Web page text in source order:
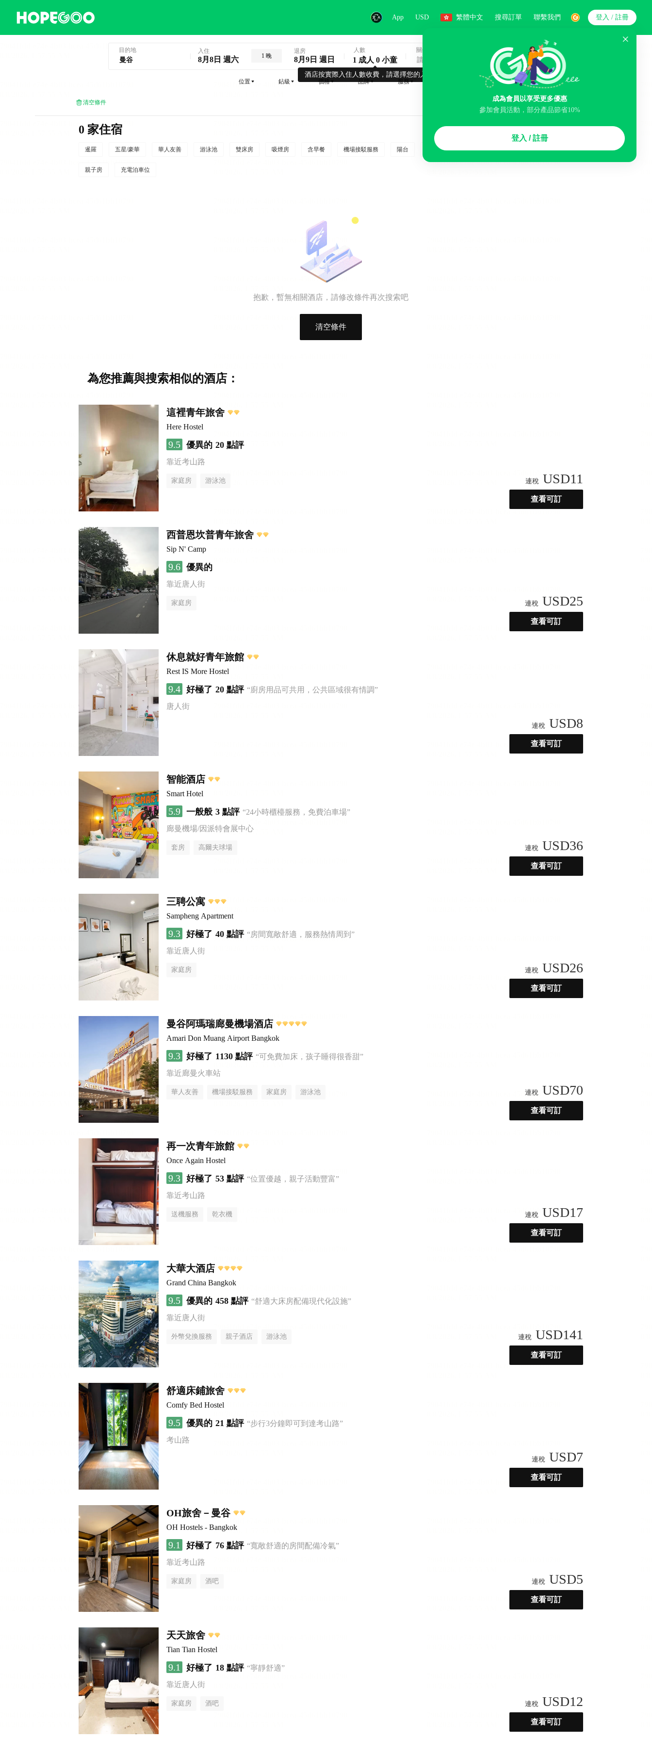
App USD 繁體中文 搜尋訂單 聯繫我們
成為會員以享受更多優惠
參加會員活動，部分產品節省10%
登入 / 註冊
登入 / 註冊
目的地 入住
8月8日 週六 1 晚
退房
8月9日 週日
酒店按實際入住人數收費，請選擇您的入住人數
人數
1 成人 0 小童
關鍵字
搜索
位置 鉆級 價格 品牌 服務
清空條件
0 家住宿
暹羅 五星/豪華 華人友善 游泳池 雙床房 吸煙房 含早餐 機場接駁服務 陽台 行李寄存服務 免費取消 民宿 泊車場
親子房 充電泊車位
抱歉，暫無相關酒店，請修改條件再次搜索吧
清空條件
為您推薦與搜索相似的酒店：
這裡青年旅舍
Here Hostel
9.5 優異的 20 點評
靠近考山路
家庭房 游泳池 連稅 USD11
查看可訂
西普恩坎普青年旅舍
Sip N' Camp
9.6 優異的
靠近唐人街
家庭房 連稅 USD25
查看可訂
休息就好青年旅館
Rest IS More Hostel
9.4 好極了 20 點評 “廚房用品可共用，公共區域很有情調”
唐人街
連稅 USD8
查看可訂
智能酒店
Smart Hotel
5.9 一般般 3 點評 “24小時櫃檯服務，免費泊車場”
廊曼機場/因派特會展中心
套房 高爾夫球場 連稅 USD36
查看可訂
三聘公寓
Sampheng Apartment
9.3 好極了 40 點評 “房間寬敞舒適，服務熱情周到”
靠近唐人街
家庭房 連稅 USD26
查看可訂
曼谷阿瑪瑞廊曼機場酒店
Amari Don Muang Airport Bangkok
9.3 好極了 1130 點評 “可免費加床，孩子睡得很香甜”
靠近廊曼火車站
華人友善 機場接駁服務 家庭房 游泳池 連稅 USD70
查看可訂
再一次青年旅館
Once Again Hostel
9.3 好極了 53 點評 “位置優越，親子活動豐富”
靠近考山路
送機服務 乾衣機 連稅 USD17
查看可訂
大華大酒店
Grand China Bangkok
9.5 優異的 458 點評 “舒適大床房配備現代化設施”
靠近唐人街
外幣兌換服務 親子酒店 游泳池 連稅 USD141
查看可訂
舒適床鋪旅舍
Comfy Bed Hostel
9.5 優異的 21 點評 “步行3分鐘即可到達考山路”
考山路
連稅 USD7
查看可訂
OH旅舍－曼谷
OH Hostels - Bangkok
9.1 好極了 76 點評 “寬敞舒適的房間配備冷氣”
靠近考山路
家庭房 酒吧 連稅 USD5
查看可訂
天天旅舍
Tian Tian Hostel
9.1 好極了 18 點評 “寧靜舒適”
靠近唐人街
家庭房 酒吧 連稅 USD12
查看可訂